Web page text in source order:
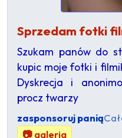
Sprzedam fotki
Szukam panów do
kupic moje fotki i
Dyskrecja i
procz twarzy
zasponsoruj panią
📷 galeria